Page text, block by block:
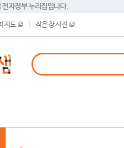
자정부 누리집입니다.
지도 작은 창 사전